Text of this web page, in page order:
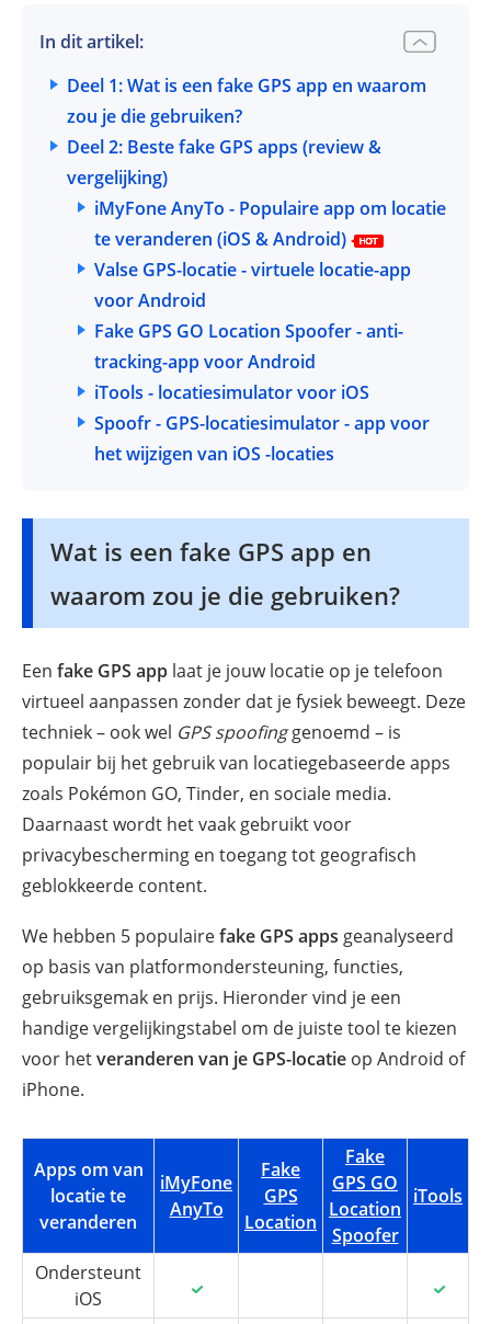
In dit artikel:
Deel 1: Wat is een fake GPS app en waarom
zou je die gebruiken?
Deel 2: Beste fake GPS apps (review &
vergelijking)
iMyFone AnyTo - Populaire app om locatie
te veranderen (iOS & Android)
Valse GPS-locatie - virtuele locatie-app
voorAndroid
Fake GPS GO Location Spoofer - anti-
tracking-app voorAndroid
iTools - locatiesimulator voor iOS
Spoofr - GPS-locatiesimulator - app voor
het wijzigen van iOS -locaties
Wat is een fake GPS app en
waarom zou je die gebruiken?
Een fake GPS app laat je jouw locatie op je telefoon
virtueel aanpassen zonder dat je fysiek beweegt. Deze
techniek – ook wel GPS spoofinggenoemd – is
populair bij het gebruik van locatiegebaseerde apps
zoals Pokémon GO, Tinder, en sociale media.
Daarnaast wordt het vaak gebruikt voor
privacybescherming en toegang tot geografisch
geblokkeerde content.
We hebben 5 populairefake GPS apps geanalyseerd
op basis van platformondersteuning, functies,
gebruiksgemak en prijs. Hieronder vind je een
handige vergelijkingstabel om de juiste tool te kiezen
voor hetveranderen van je GPS-locatie op Android of
iPhone.
Apps om van
locatie te
veranderen
iMyFone
AnyTo
Fake
GPS
Location
Fake
GPS GO
Location
Spoofer
iTools
Ondersteunt
iOS